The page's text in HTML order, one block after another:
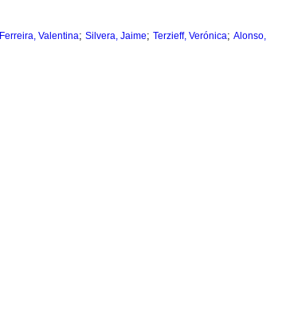
Ferreira, Valentina; Silvera, Jaime; Terzieff, Verónica; Alonso,